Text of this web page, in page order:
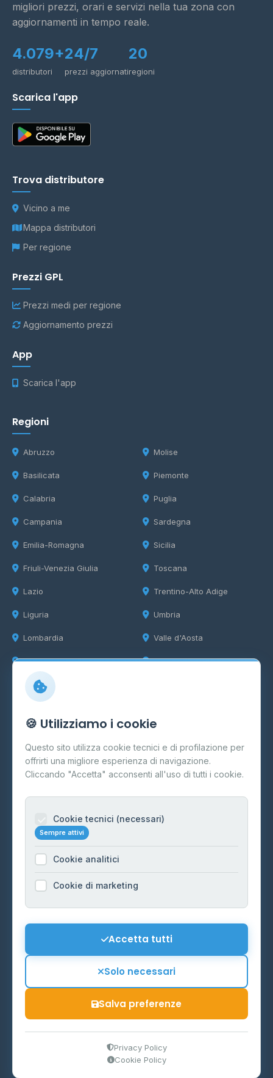
migliori prezzi, orari e servizi nella tua zona con
aggiornamenti in tempo reale.
4.079+
distributori
24/7
prezzi aggiornati
20
regioni
Scarica l'app
Trova distributore
Vicino a me
Mappa distributori
Per regione
Prezzi GPL
Prezzi medi per regione
Aggiornamento prezzi
App
Scarica l'app
Regioni
Abruzzo
Basilicata
Calabria
Campania
Emilia-Romagna
Friuli-Venezia Giulia
Lazio
Liguria
Lombardia
Marche
Molise
Piemonte
Puglia
Sardegna
Sicilia
Toscana
Trentino-Alto Adige
Umbria
Valle d'Aosta
Veneto
Info
Cos'è il GPL
FAQ
Contatti
Informazioni legali
Cookie Policy
Preferenze Cookie
Mappa del sito
P.IVA 03859300364
Ministero delle Imprese e del Made in Italy
🍪 Utilizziamo i cookie
Questo sito utilizza cookie tecnici e di profilazione per
offrirti una migliore esperienza di navigazione.
Cliccando "Accetta" acconsenti all'uso di tutti i cookie.
Cookie tecnici (necessari)
Sempre attivi
Cookie analitici
Cookie di marketing
Accetta tutti
Solo necessari
Salva preferenze
Privacy Policy
Cookie Policy